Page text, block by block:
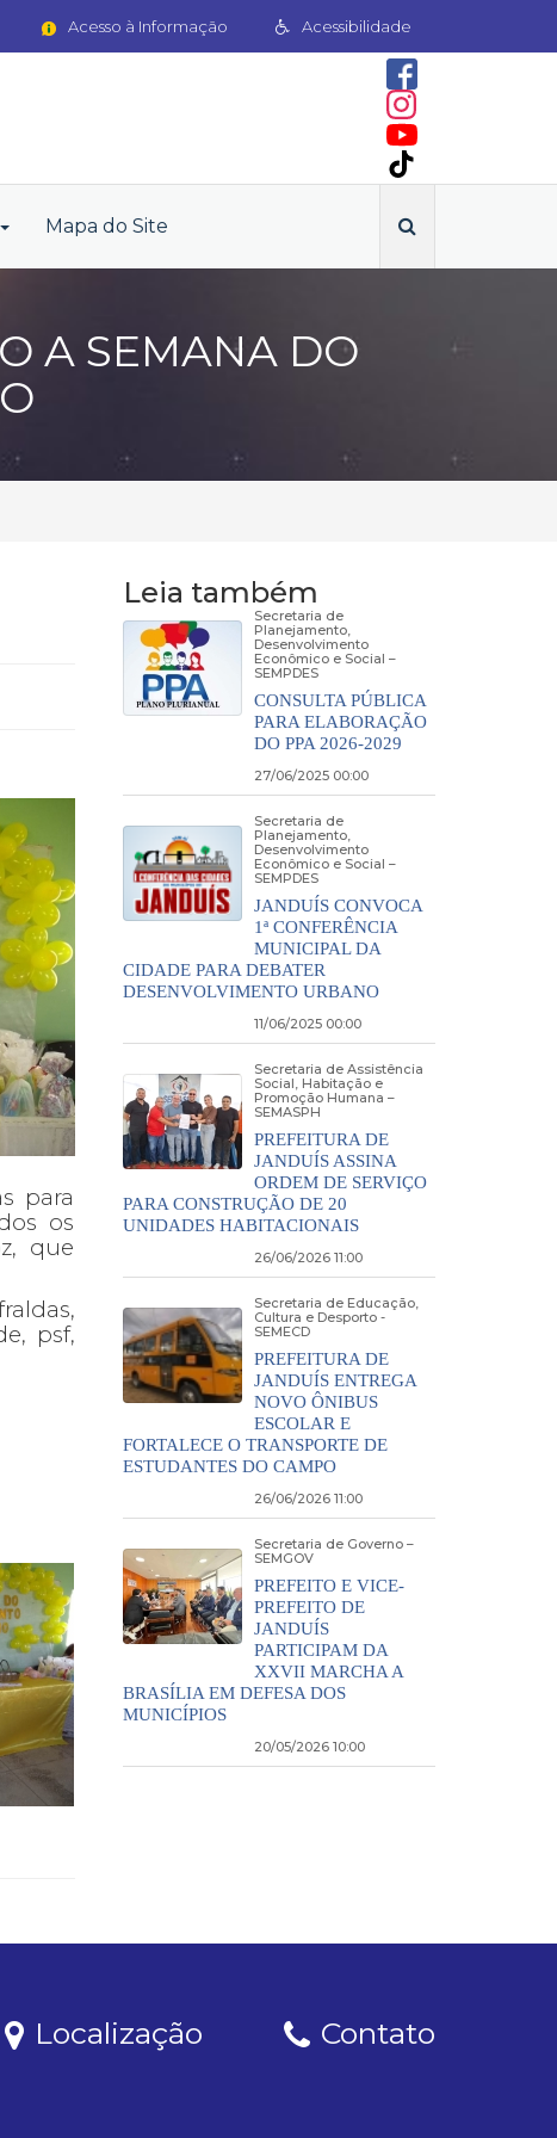
Acessibilidade
Acesso à Informação
Mapa do Site
A SEMANA DO
para
os
que
psf,
Leia também
Secretaria de
Planejamento,
Desenvolvimento
Econômico e Social –
SEMPDES
CONSULTA PÚBLICA
PARA ELABORAÇÃO
DO PPA 2026-2029
27/06/2025 00:00
Secretaria de
Planejamento,
Desenvolvimento
Econômico e Social –
SEMPDES
JANDUÍS CONVOCA
1ª CONFERÊNCIA
MUNICIPAL DA
CIDADE PARA DEBATER
DESENVOLVIMENTO URBANO
11/06/2025 00:00
Secretaria de Assistência
Social, Habitação e
Promoção Humana –
SEMASPH
PREFEITURA DE
JANDUÍS ASSINA
ORDEM DE SERVIÇO
PARA CONSTRUÇÃO DE 20
UNIDADES HABITACIONAIS
26/06/2026 11:00
Secretaria de Educação,
Cultura e Desporto -
SEMECD
PREFEITURA DE
JANDUÍS ENTREGA
NOVO ÔNIBUS
ESCOLAR E
FORTALECE O TRANSPORTE DE
ESTUDANTES DO CAMPO
26/06/2026 11:00
Secretaria de Governo –
SEMGOV
PREFEITO E VICE-
PREFEITO DE
JANDUÍS
PARTICIPAM DA
XXVII MARCHA A
BRASÍLIA EM DEFESA DOS
MUNICÍPIOS
20/05/2026 10:00
Localização Contato